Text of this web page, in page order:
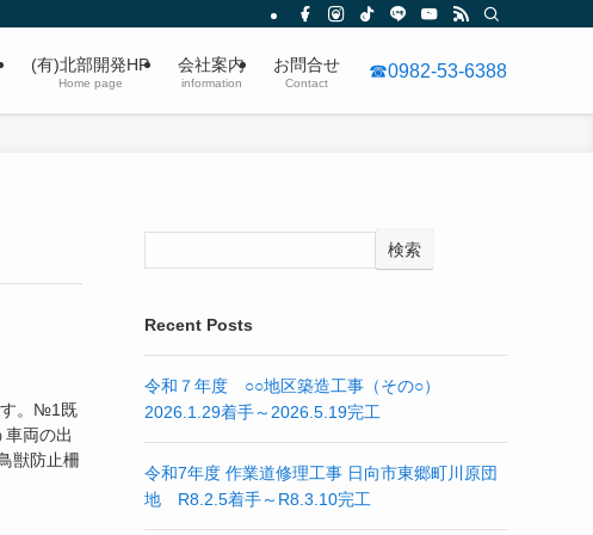
(有)北部開発HP
Home page
会社案内
information
お問合せ
Contact
☎0982-53-6388
す。№1既
両の出
獣防止柵
検索
Recent Posts
令和７年度 ○○地区築造工事（その○）
2026.1.29着手～2026.5.19完工
令和7年度 作業道修理工事 日向市東郷町川原団
地 R8.2.5着手～R8.3.10完工